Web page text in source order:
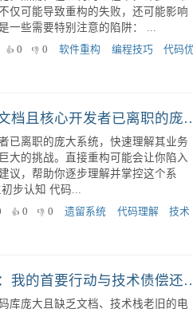
现，意味着在不改变程序外部行为的
。然而，在重构的过程中，许多人常
仅可能导致重构的失败，还可能影响
项目的整体进度和质量。以下是一些需要特别注意的陷阱： ...
0 0 软件重构
已离职的庞大系统，快速理解其业务
大的挑战。直接重构可能会让你陷入